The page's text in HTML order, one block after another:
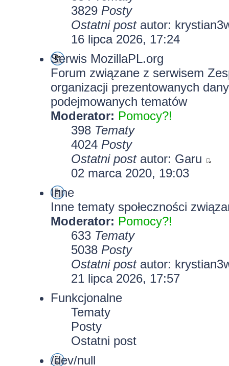
3829 Posty
Ostatni postautor:
16 lipca 2026, 17:24
Serwis MozillaPL.org
Forum związane z serwisem
organizacji prezentowanych
podejmowanych tematów
Moderator: Pomocy?!
398 Tematy
4024 Posty
Ostatni postautor: Garu
02 marca 2020, 19:03
Inne
Inne tematy społeczności
Moderator: Pomocy?!
633 Tematy
5038 Posty
Ostatni postautor:
21 lipca 2026, 17:57
Funkcjonalne
Tematy
Posty
Ostatni post
/dev/null